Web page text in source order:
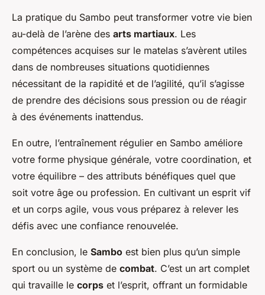
La pratique du Sambo peut transformer votre vie bien
au-delà de l’arène des arts martiaux. Les
compétences acquises sur le matelas s’avèrent utiles
dans de nombreuses situations quotidiennes
nécessitant de la rapidité et de l’agilité, qu’il s’agisse
de prendre des décisions sous pression ou de réagir
à des événements inattendus.
En outre, l’entraînement régulier en Sambo améliore
votre forme physique générale, votre coordination, et
votre équilibre – des attributs bénéfiques quel que
soit votre âge ou profession. En cultivant un esprit vif
et un corps agile, vous vous préparez à relever les
défis avec une confiance renouvelée.
En conclusion, le Sambo est bien plus qu’un simple
sport ou un système de combat. C’est un art complet
qui travaille le corps et l’esprit, offrant un formidable